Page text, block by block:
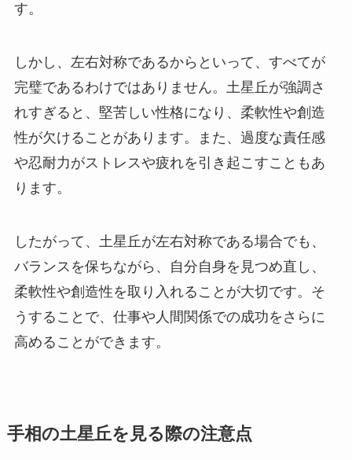
す。
しかし、左右対称であるからといって、すべてが
完璧であるわけではありません。土星丘が強調さ
れすぎると、堅苦しい性格になり、柔軟性や創造
性が欠けることがあります。また、過度な責任感
や忍耐力がストレスや疲れを引き起こすこともあ
ります。
したがって、土星丘が左右対称である場合でも、
バランスを保ちながら、自分自身を見つめ直し、
柔軟性や創造性を取り入れることが大切です。そ
うすることで、仕事や人間関係での成功をさらに
高めることができます。
手相の土星丘を見る際の注意点